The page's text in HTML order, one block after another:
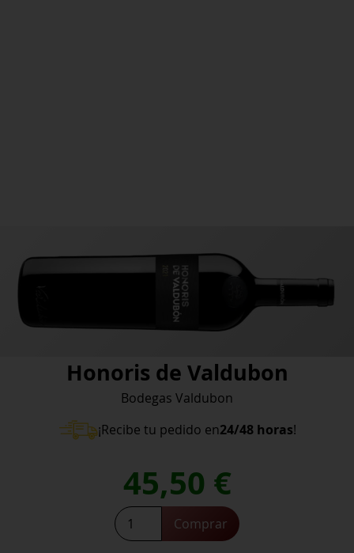
Honoris de Valdubon
Bodegas Valdubon
¡Recibe tu pedido en24/48 horas!
45,50 €
Honoris
de
Comprar